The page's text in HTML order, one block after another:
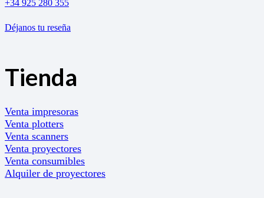
+34 925 280 355
Déjanos tu reseña
Tienda
Venta impresoras
Venta plotters
Venta scanners
Venta proyectores
Venta consumibles
Alquiler de proyectores